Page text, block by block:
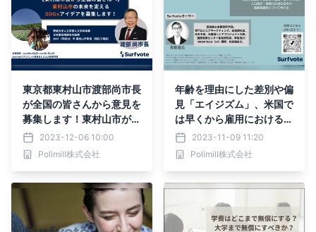
東京都東村山市渡部尚市長
が全国の皆さんから意見を
募集します！東村山市が開
催しているSDGsコンテス
トと並行してSurfvoteで
も全国の皆さんからアイデ
2023-12-06 10:00
Polimill株式会社
年齢を理由にした差別や偏
見「エイジズム」、米国で
は早くから雇用におけるエ
イジズムを禁止する連邦法
も。日本でよく見られる定
年による雇用終了や雇用形
ム」にあたるのか？
2023-11-09 11:20
Polimill株式会社